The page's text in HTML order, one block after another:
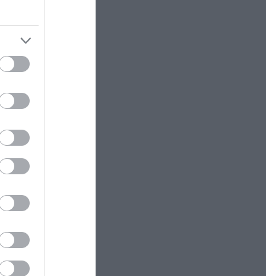
αν
θα